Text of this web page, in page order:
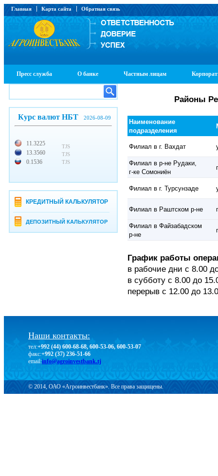
Главная Карта сайта Обратная связь
Пресс служба О банке Частным лицам
Курс валют НБТ 2026-08-09
11.3225
13.3560
0.1536
TJS
TJS
TJS
КРЕДИТНЫЙ КАЛЬКУЛЯТОР
ДЕПОЗИТНЫЙ КАЛЬКУЛЯТОР
Районы
Наименование
подразделения
Филиал в г. Вахдат
Филиал в р-не Рудаки,
г-ке Сомониён
Филиал в г. Турсунзаде
Филиал в Раштском р-не
Филиал в Файзабадском
р-не
График работы
в рабочие дни с 8.00
в субботу с 8.00 до
перерыв с 12.00 до
Наши контакты:
тел:+992 (44) 600-68-68, 600-53-06, 600-53-07
факс:+992 (37) 236-51-66
email:info@agroinvestbank.tj
© 2014, ОАО «Агроинвестбанк». Все права защищены.